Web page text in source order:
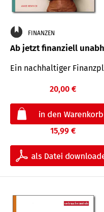
FINANZEN
Ab jetzt finanziell
Ein nachhaltiger
20,00 €
15,99 €